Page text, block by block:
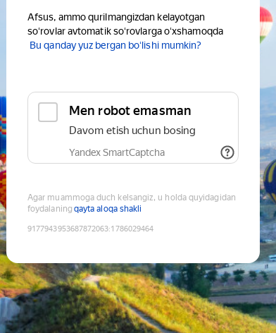
Afsus, ammo qurilmangizdan kelayotgan
soʻrovlar avtomatik soʻrovlarga oʻxshamoqda
Bu qanday yuz bergan boʻlishi mumkin?
Men robot emasman
Davom etish uchun bosing
Yandex SmartCaptcha
Agar muammoga duch kelsangiz, u holda quyidagidan
foydalaning qayta aloqa shakli
9177943953687872063:1786029464